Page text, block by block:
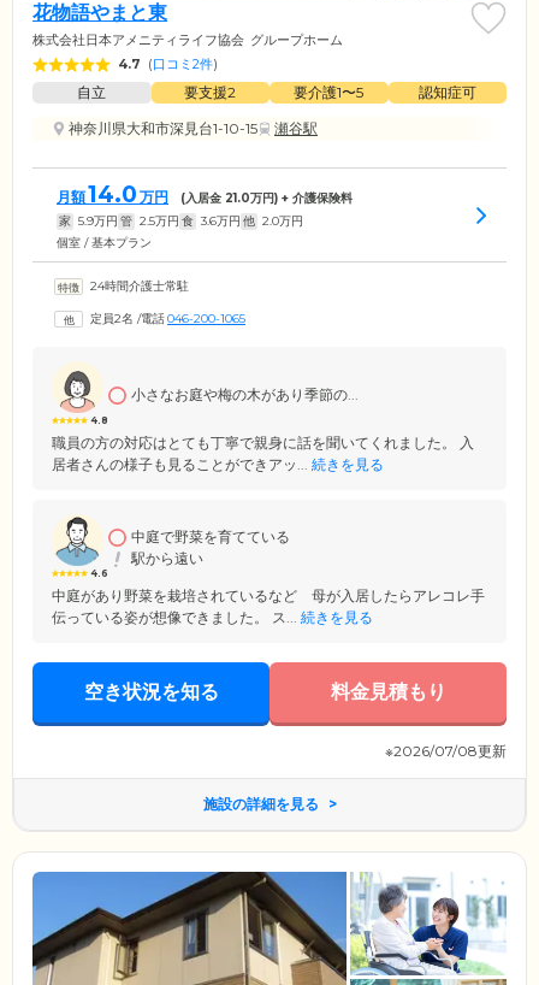
花物語やまと東
株式会社日本アメニティライフ協会 グループホーム
4.7 (口コミ2件)
自立 要支援2 要介護1〜5
認知症可
神奈川県大和市深見台1-10-15
瀬谷駅
月額14.0 万円 (入居金 21.0万円) + 介護保険料
家 5.9万円 管 2.5万円 食 3.6万円 他 2.0万円
個室 / 基本プラン
24時間介護士常駐
定員2名 /電話046-200-1065
4.8
小さなお庭や梅の木があり季節の...
職員の方の対応はとても丁寧で親身に話を聞いてくれました。 入
居者さんの様子も見ることができアッ... 続きを見る
4.6
中庭で野菜を育てている
駅から遠い
中庭があり野菜を栽培されているなど 母が入居したらアレコレ手
伝っている姿が想像できました。 ス... 続きを見る
空き状況を知る 料金見積もり
※2026/07/08更新
施設の詳細を見る